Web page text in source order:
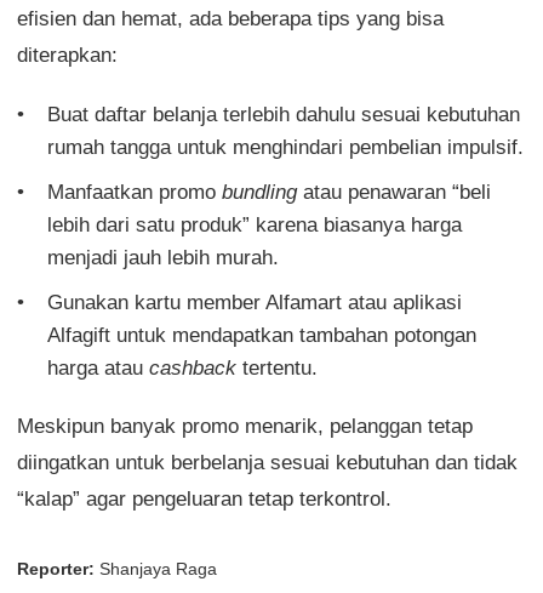
efisien dan hemat, ada beberapa tips yang bisa
diterapkan:
Buat daftar belanja terlebih dahulu sesuai kebutuhan
rumah tangga untuk menghindari pembelian impulsif.
Manfaatkan promo bundlingatau penawaran “beli
lebih dari satu produk” karena biasanya harga
menjadi jauh lebih murah.
Gunakan kartu member Alfamart atau aplikasi
Alfagift untuk mendapatkan tambahan potongan
harga atau cashback tertentu.
Meskipun banyak promo menarik, pelanggan tetap
diingatkan untuk berbelanja sesuai kebutuhan dan tidak
“kalap” agar pengeluaran tetap terkontrol.
Reporter: Shanjaya Raga